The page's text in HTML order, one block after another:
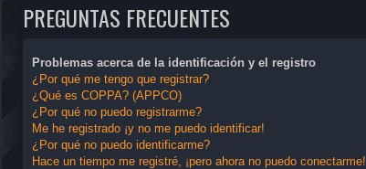
PREGUNTAS FRECUENTES
Problemas acerca de la identificación y el registro
¿Por qué me tengo que registrar?
¿Qué es COPPA? (APPCO)
¿Por qué no puedo registrarme?
Me he registrado ¡y no me puedo identificar!
¿Por qué no puedo identificarme?
Hace un tiempo me registré, ¡pero ahora no puedo conectarme!